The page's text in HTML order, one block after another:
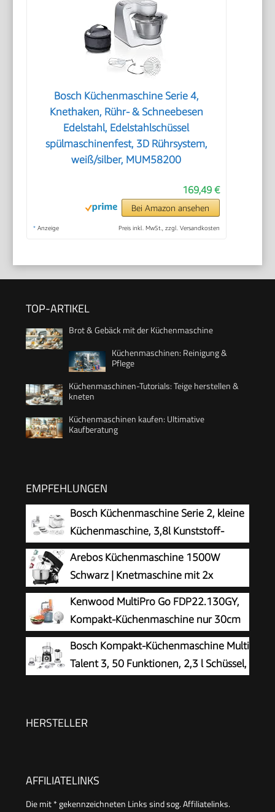
Bosch Küchenmaschine Serie 4,
Knethaken, Rühr- & Schneebesen
Edelstahl, Edelstahlschüssel
spülmaschinenfest, 3D Rührsystem,
weiß/silber, MUM58200
169,49 €
Bei Amazon ansehen
* Anzeige Preis inkl. MwSt., zzgl. Versandkosten
TOP-ARTIKEL
Brot & Gebäck mit der Küchenmaschine
Küchenmaschinen: Reinigung &
Pflege
Küchenmaschinen-Tutorials: Teige herstellen &
kneten
Küchenmaschinen kaufen: Ultimative
Kaufberatung
EMPFEHLUNGEN
Bosch Küchenmaschine Serie 2, kleine
Küchenmaschine, 3,8l Kunststoff-
Schüssel, Durchlaufschnitzler, 4
Scheiben, 4 Stufen,
Knethaken/Rührbesen/Schlagbesen,
spülmaschinenfest, 700 W, weiß, MUMS2AW01
Arebos Küchenmaschine 1500W
Schwarz | Knetmaschine mit 2x
Edelstahl-Rührschüsseln 4,5 & 5,5L |
Geräuscharm | Küchenmixer mit Rührhaken,
Knethaken, Schlagbesen und Spritzschutz | 6
Geschwindigkeiten
Kenwood MultiPro Go FDP22.130GY,
Kompakt-Küchenmaschine nur 30cm
hoch, zum Schneiden, Reiben, Pürieren
und Teig Kneten, Express-Serve, 1,3 l
Arbeitsbehälter, 650 W, Blau
Bosch Kompakt-Küchenmaschine Multi
Talent 3, 50 Funktionen, 2,3 l Schüssel,
800 Watt, schwarz/Edelstahl, MCM3501M
HERSTELLER
AFFILIATELINKS
Die mit * gekennzeichneten Links sind sog. Affiliatelinks.